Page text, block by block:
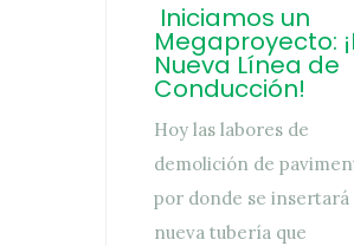
Iniciamos un
Megaproyecto:
Nueva Línea de
Conducción!
Hoy las labores de
demolición de
por donde se insertará
nueva tubería que